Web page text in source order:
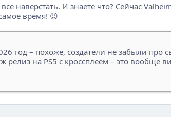
наверстать. И знаете что? Сейчас
время! 😉
год – похоже, создатели не забыли про
на PS5 с кроссплеем – это вообще